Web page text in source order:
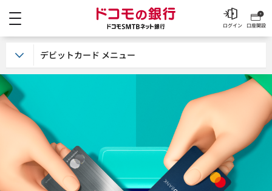
ドコモの銀行 ドコモ
口座開設
ログイン
デビットカード メニュー